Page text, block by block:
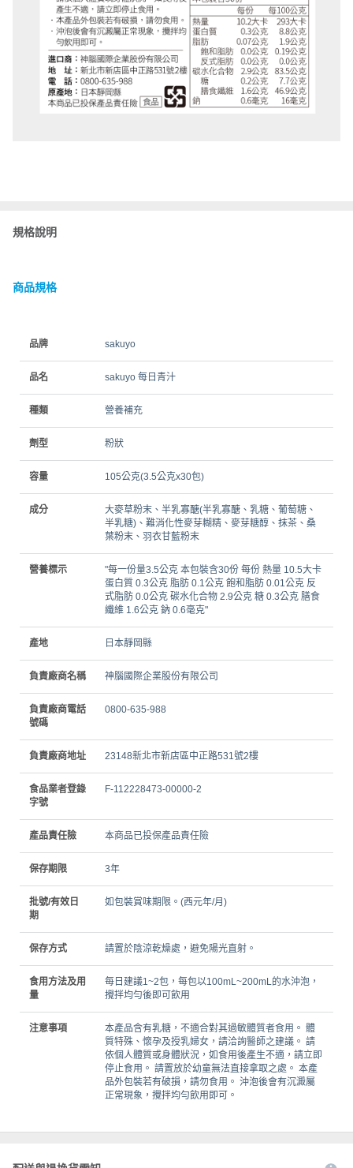
規格說明
商品規格
品牌 sakuyo
品名 sakuyo 每日青汁
種類 營養補充
劑型 粉狀
容量 105公克(3.5公克x30包)
成分
大麥草粉末、半乳寡醣(半乳寡醣、乳糖、葡萄糖、
半乳糖)、難消化性麥芽糊精、麥芽糖醇、抹茶、桑
葉粉末、羽衣甘藍粉末
營養標示
"每一份量3.5公克 本包裝含30份 每份 熱量 10.5大卡
蛋白質 0.3公克 脂肪 0.1公克 飽和脂肪 0.01公克 反
式脂肪 0.0公克 碳水化合物 2.9公克 糖 0.3公克 膳食
纖維 1.6公克 鈉 0.6毫克"
產地 日本靜岡縣
負責廠商名稱 神腦國際企業股份有限公司
負責廠商電話
號碼
0800-635-988
負責廠商地址 23148新北市新店區中正路531號2樓
食品業者登錄
字號
F-112228473-00000-2
產品責任險 本商品已投保產品責任險
保存期限 3年
批號/有效日
期
如包裝賞味期限。(西元年/月)
保存方式 請置於陰涼乾燥處，避免陽光直射。
食用方法及用
量
每日建議1~2包，每包以100mL~200mL的水沖泡，
攪拌均勻後即可飲用
注意事項
本產品含有乳糖，不適合對其過敏體質者食用。 體
質特殊、懷孕及授乳婦女，請洽詢醫師之建議。 請
依個人體質或身體狀況，如食用後產生不適，請立即
停止食用。 請置放於幼童無法直接拿取之處。 本產
品外包裝若有破損，請勿食用。 沖泡後會有沉澱屬
正常現象，攪拌均勻飲用即可。